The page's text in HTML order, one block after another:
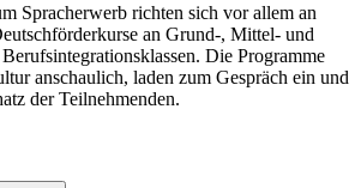
Spracherwerb richten sich vor allem an
an Grund-, Mittel- und
Die Programme
anschaulich, laden zum Gespräch ein und
der Teilnehmenden.